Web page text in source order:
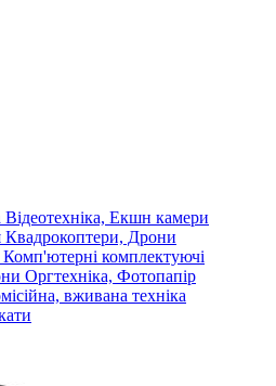
Відеотехніка, Екшн камери
Квадрокоптери, Дрони
Комп'ютерні комплектуючі
Оргтехніка, Фотопапір
вживана техніка